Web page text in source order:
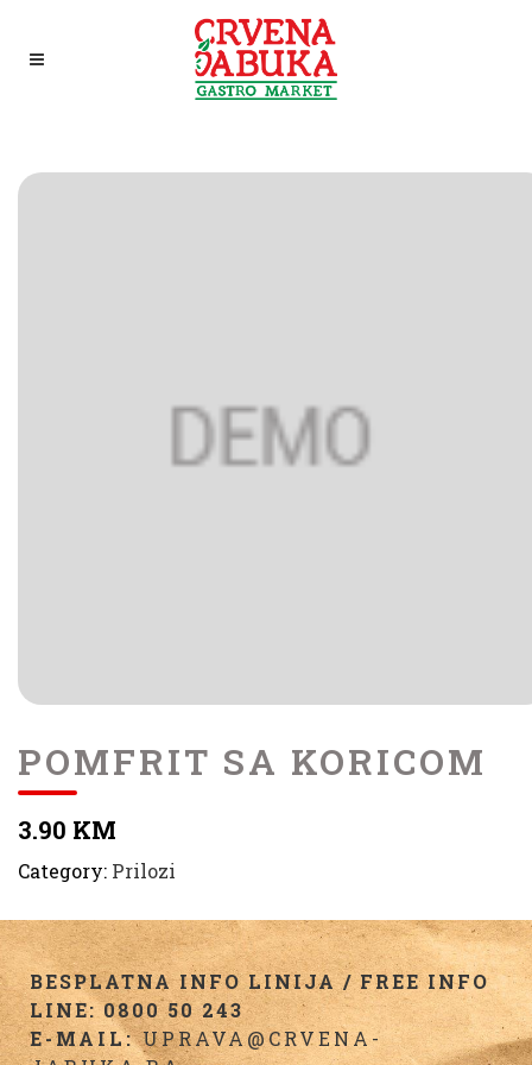
POMFRIT SA KORICOM
3.90 KM
Category: Prilozi
BESPLATNA INFO LINIJA / FREE INFO
LINE: 0800 50 243
E-MAIL:UPRAVA@CRVENA-